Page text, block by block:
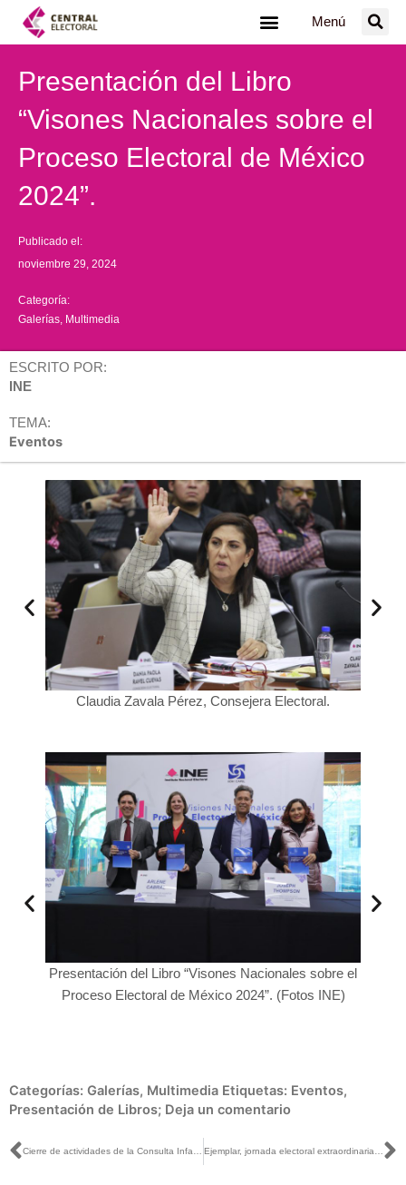
Menú
Presentación del Libro
“Visones Nacionales sobre el
Proceso Electoral de México
2024”.
Publicado el:
noviembre 29, 2024
Categoría:
Galerías Multimedia
ESCRITO POR:
INE
TEMA:
Eventos
Zavala Pérez, Consejera Electoral. Arturo Castillo
del Libro “Visones Nacionales sobre el
Electoral de México 2024”. (Fotos INE)
Presentación del
Categorías: Galerías, Multimedia Etiquetas: Eventos,
Presentación de Libros; Deja un comentario
Ant